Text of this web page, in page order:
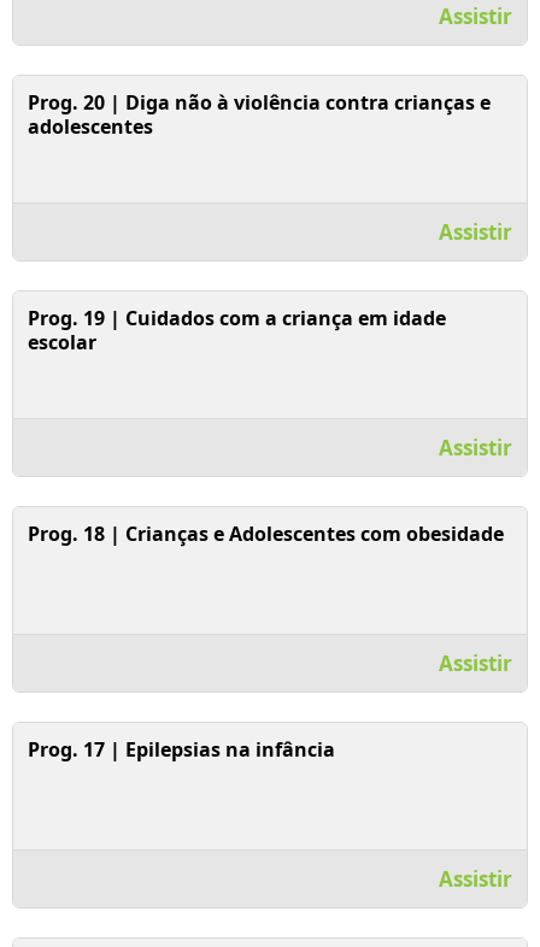
Assistir
Prog. 20 | Diga não à violência contra crianças e
adolescentes
Assistir
Prog. 19 | Cuidados com a criança em idade
escolar
Assistir
Prog. 18 | Crianças e Adolescentes com obesidade
Assistir
Prog. 17 | Epilepsias na infância
Assistir